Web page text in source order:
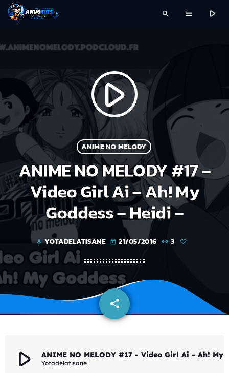
search menu play_arrow
play_arrow
ANIME NO MELODY
ANIME NO MELODY #17 –
Video Girl Ai – Ah! My
Goddess – Heidi –
mic YOTADELATISANE today 21/05/2016 3
share
email
play_arrow Yotadelatisane